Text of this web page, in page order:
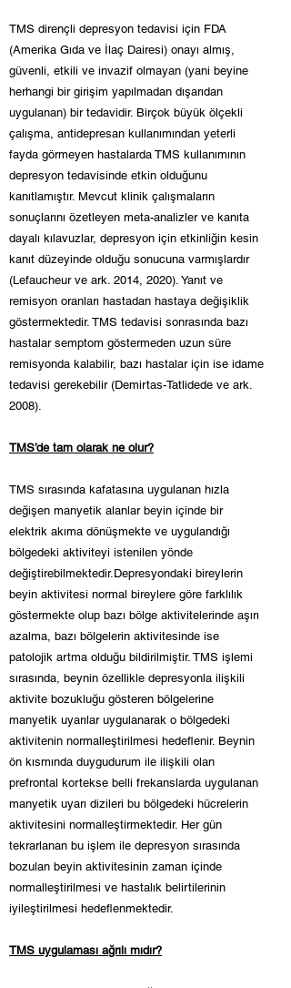
TMS dirençli depresyon tedavisi için FDA
(Amerika Gıda ve İlaç Dairesi) onayı almış,
güvenli, etkili ve invazif olmayan (yani beyine
herhangi bir girişim yapılmadan dışarıdan
uygulanan) bir tedavidir. Birçok büyük ölçekli
çalışma, antidepresan kullanımından yeterli
fayda görmeyen hastalarda TMS kullanımının
depresyon tedavisinde etkin olduğunu
kanıtlamıştır. Mevcut klinik çalışmaların
sonuçlarını özetleyen meta-analizler ve kanıta
dayalı kılavuzlar, depresyon için etkinliğin kesin
kanıt düzeyinde olduğu sonucuna varmışlardır
(Lefaucheur ve ark. 2014, 2020). Yanıt ve
remisyon oranları hastadan hastaya değişiklik
göstermektedir. TMS tedavisi sonrasında bazı
hastalar semptom göstermeden uzun süre
remisyonda kalabilir, bazı hastalar için ise idame
tedavisi gerekebilir (Demirtas-Tatlidede ve ark.
2008).
TMS’de tam olarak ne olur?
TMS sırasında kafatasına uygulanan hızla
değişen manyetik alanlar beyin içinde bir
elektrik akıma dönüşmekte ve uygulandığı
bölgedeki aktiviteyi istenilen yönde
değiştirebilmektedir.Depresyondaki bireylerin
beyin aktivitesi normal bireylere göre farklılık
göstermekte olup bazı bölge aktivitelerinde aşırı
azalma, bazı bölgelerin aktivitesinde ise
patolojik artma olduğu bildirilmiştir. TMS işlemi
sırasında, beynin özellikle depresyonla ilişkili
aktivite bozukluğu gösteren bölgelerine
manyetik uyarılar uygulanarak o bölgedeki
aktivitenin normalleştirilmesi hedeflenir. Beynin
ön kısmında duygudurum ile ilişkili olan
prefrontal kortekse belli frekanslarda uygulanan
manyetik uyarı dizileri bu bölgedeki hücrelerin
aktivitesini normalleştirmektedir. Her gün
tekrarlanan bu işlem ile depresyon sırasında
bozulan beyin aktivitesinin zaman içinde
normalleştirilmesi ve hastalık belirtilerinin
iyileştirilmesi hedeflenmektedir.
TMS uygulaması ağrılı mıdır?